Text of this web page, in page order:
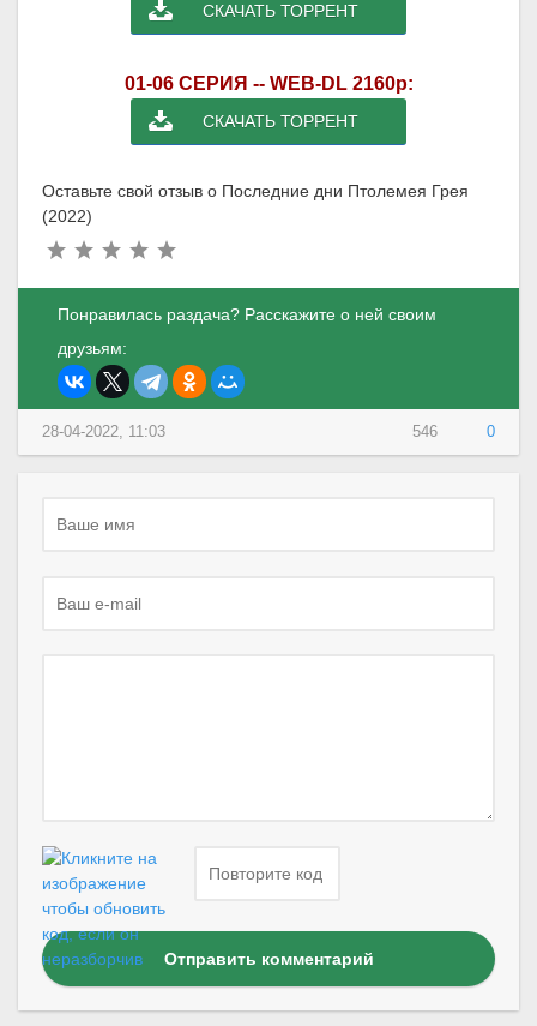
СКАЧАТЬ ТОРРЕНТ
01-06 СЕРИЯ -- WEB-DL 2160p:
СКАЧАТЬ ТОРРЕНТ
Оставьте свой отзыв о Последние дни Птолемея Грея
(2022)
Понравилась раздача? Расскажите о ней своим
друзьям:
546 0
28-04-2022, 11:03
Отправить комментарий